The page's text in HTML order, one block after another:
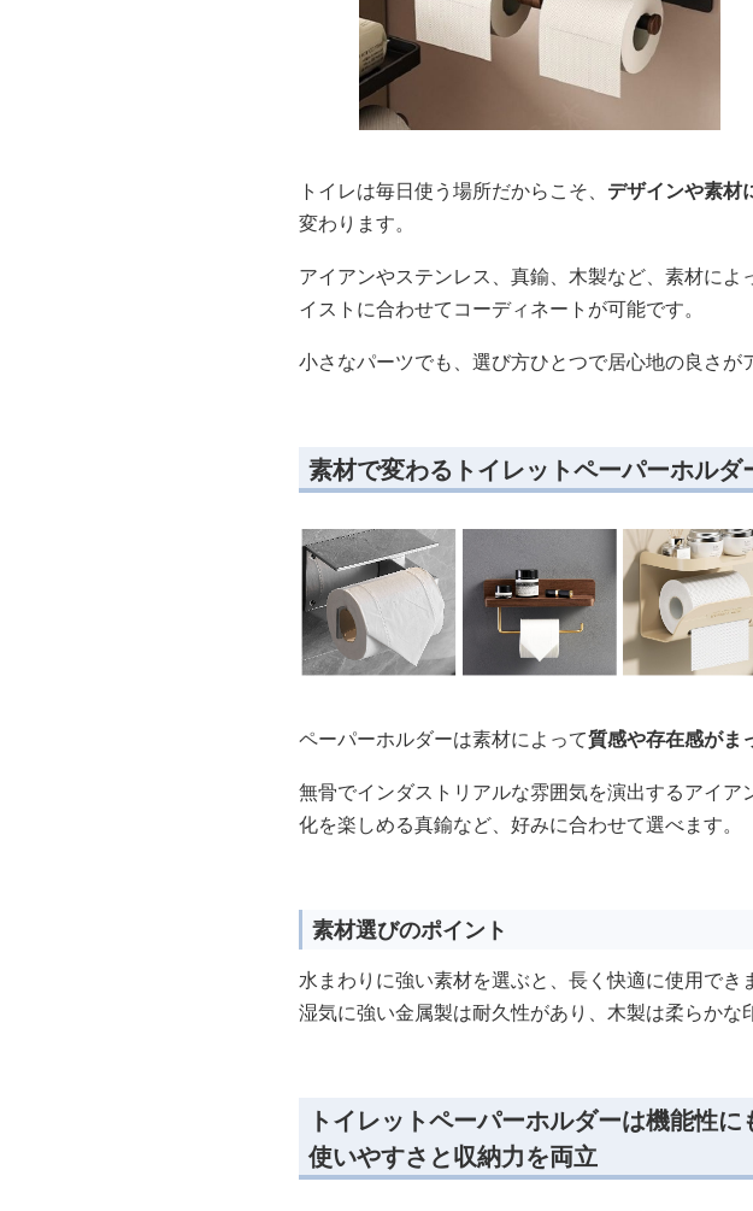
トイレは毎日使う場所だからこそ、 デザインや素材
変わります。
アイアンやステンレス、真鍮、木製など、素材によ
イストに合わせてコーディネートが可能です。
小さなパーツでも、選び方ひとつで居心地の良さが
素材で変わるトイレットペーパーホルダ
ペーパーホルダーは素材によって質感や存在感がま
無骨でインダストリアルな雰囲気を演出するアイ
化を楽しめる真鍮など、好みに合わせて選べます。
素材選びのポイント
水まわりに強い素材を選ぶと、長く快適に使用でき
湿気に強い金属製は耐久性があり、木製は柔らかな
トイレットペーパーホルダーは機能性に
使いやすさと収納力を両立